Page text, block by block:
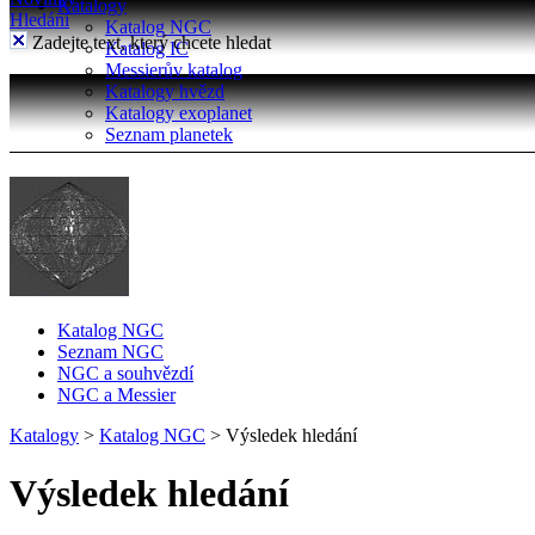
Katalogy
Katalog NGC
Katalog IC
Messierův katalog
Katalogy hvězd
Katalogy exoplanet
Seznam planetek
Hledání
Zadejte text, který chcete hledat
Katalog NGC
Seznam NGC
NGC a souhvězdí
NGC a Messier
Katalogy > Katalog NGC > Výsledek hledání
Výsledek hledání